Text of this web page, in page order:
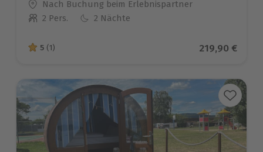
Standort
Nach Buchung beim Erlebnispartner
Anzahl der Teilnehmer
2 Pers. 2 Nächte
5 von 5 Sternen basierend auf 1 Bewertungen
5 (1) Aktueller
219,90 €